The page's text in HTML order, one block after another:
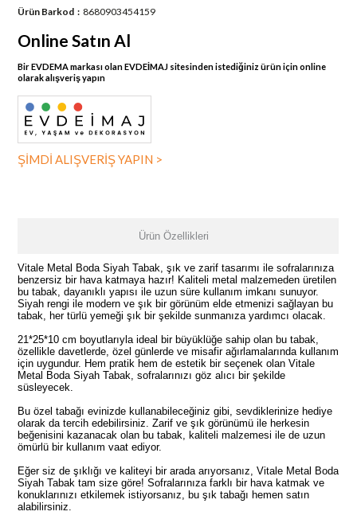
Ürün Barkod
8680903454159
Online Satın Al
Bir EVDEMA markası olan EVDEİMAJ sitesinden istediğiniz ürün için online
olarak alışveriş yapın
ŞİMDİ ALIŞVERİŞ YAPIN >
Ürün Özellikleri
Vitale Metal Boda Siyah Tabak, şık ve zarif tasarımı ile sofralarınıza
benzersiz bir hava katmaya hazır! Kaliteli metal malzemeden üretilen
bu tabak, dayanıklı yapısı ile uzun süre kullanım imkanı sunuyor.
Siyah rengi ile modern ve şık bir görünüm elde etmenizi sağlayan bu
tabak, her türlü yemeği şık bir şekilde sunmanıza yardımcı olacak.
21*25*10 cm boyutlarıyla ideal bir büyüklüğe sahip olan bu tabak,
özellikle davetlerde, özel günlerde ve misafir ağırlamalarında kullanım
için uygundur. Hem pratik hem de estetik bir seçenek olan Vitale
Metal Boda Siyah Tabak, sofralarınızı göz alıcı bir şekilde
süsleyecek.
Bu özel tabağı evinizde kullanabileceğiniz gibi, sevdiklerinize hediye
olarak da tercih edebilirsiniz. Zarif ve şık görünümü ile herkesin
beğenisini kazanacak olan bu tabak, kaliteli malzemesi ile de uzun
ömürlü bir kullanım vaat ediyor.
Eğer siz de şıklığı ve kaliteyi bir arada arıyorsanız, Vitale Metal Boda
Siyah Tabak tam size göre! Sofralarınıza farklı bir hava katmak ve
konuklarınızı etkilemek istiyorsanız, bu şık tabağı hemen satın
alabilirsiniz.